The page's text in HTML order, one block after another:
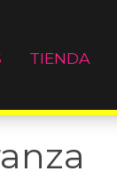
TIENDA